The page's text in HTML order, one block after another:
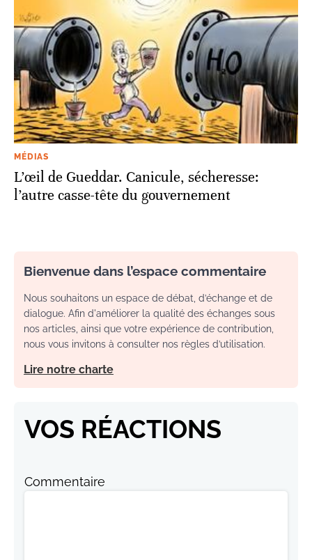
MÉDIAS
L’œil de Gueddar. Canicule, sécheresse:
l’autre casse-tête du gouvernement
Bienvenue dans l’espace commentaire
Nous souhaitons un espace de débat, d’échange et de
dialogue. Afin d'améliorer la qualité des échanges sous
nos articles, ainsi que votre expérience de contribution,
nous vous invitons à consulter nos règles d’utilisation.
Lire notre charte
VOS RÉACTIONS
Commentaire